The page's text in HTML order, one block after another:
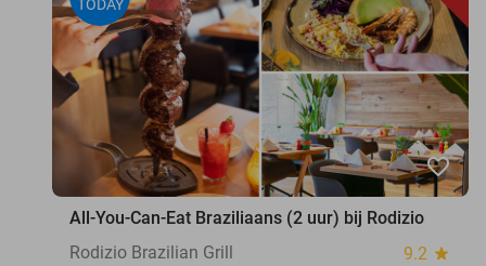
TODAY
favorite_border
All-You-Can-Eat Braziliaans (2 uur) bij Rodizio
Rodizio Brazilian Grill
9.2 star